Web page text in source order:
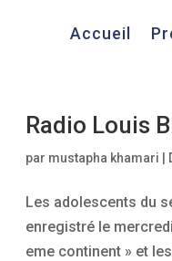
Accueil
Radio Louis
par mustapha khamari
Les adolescents du
enregistré le
eme continent » et